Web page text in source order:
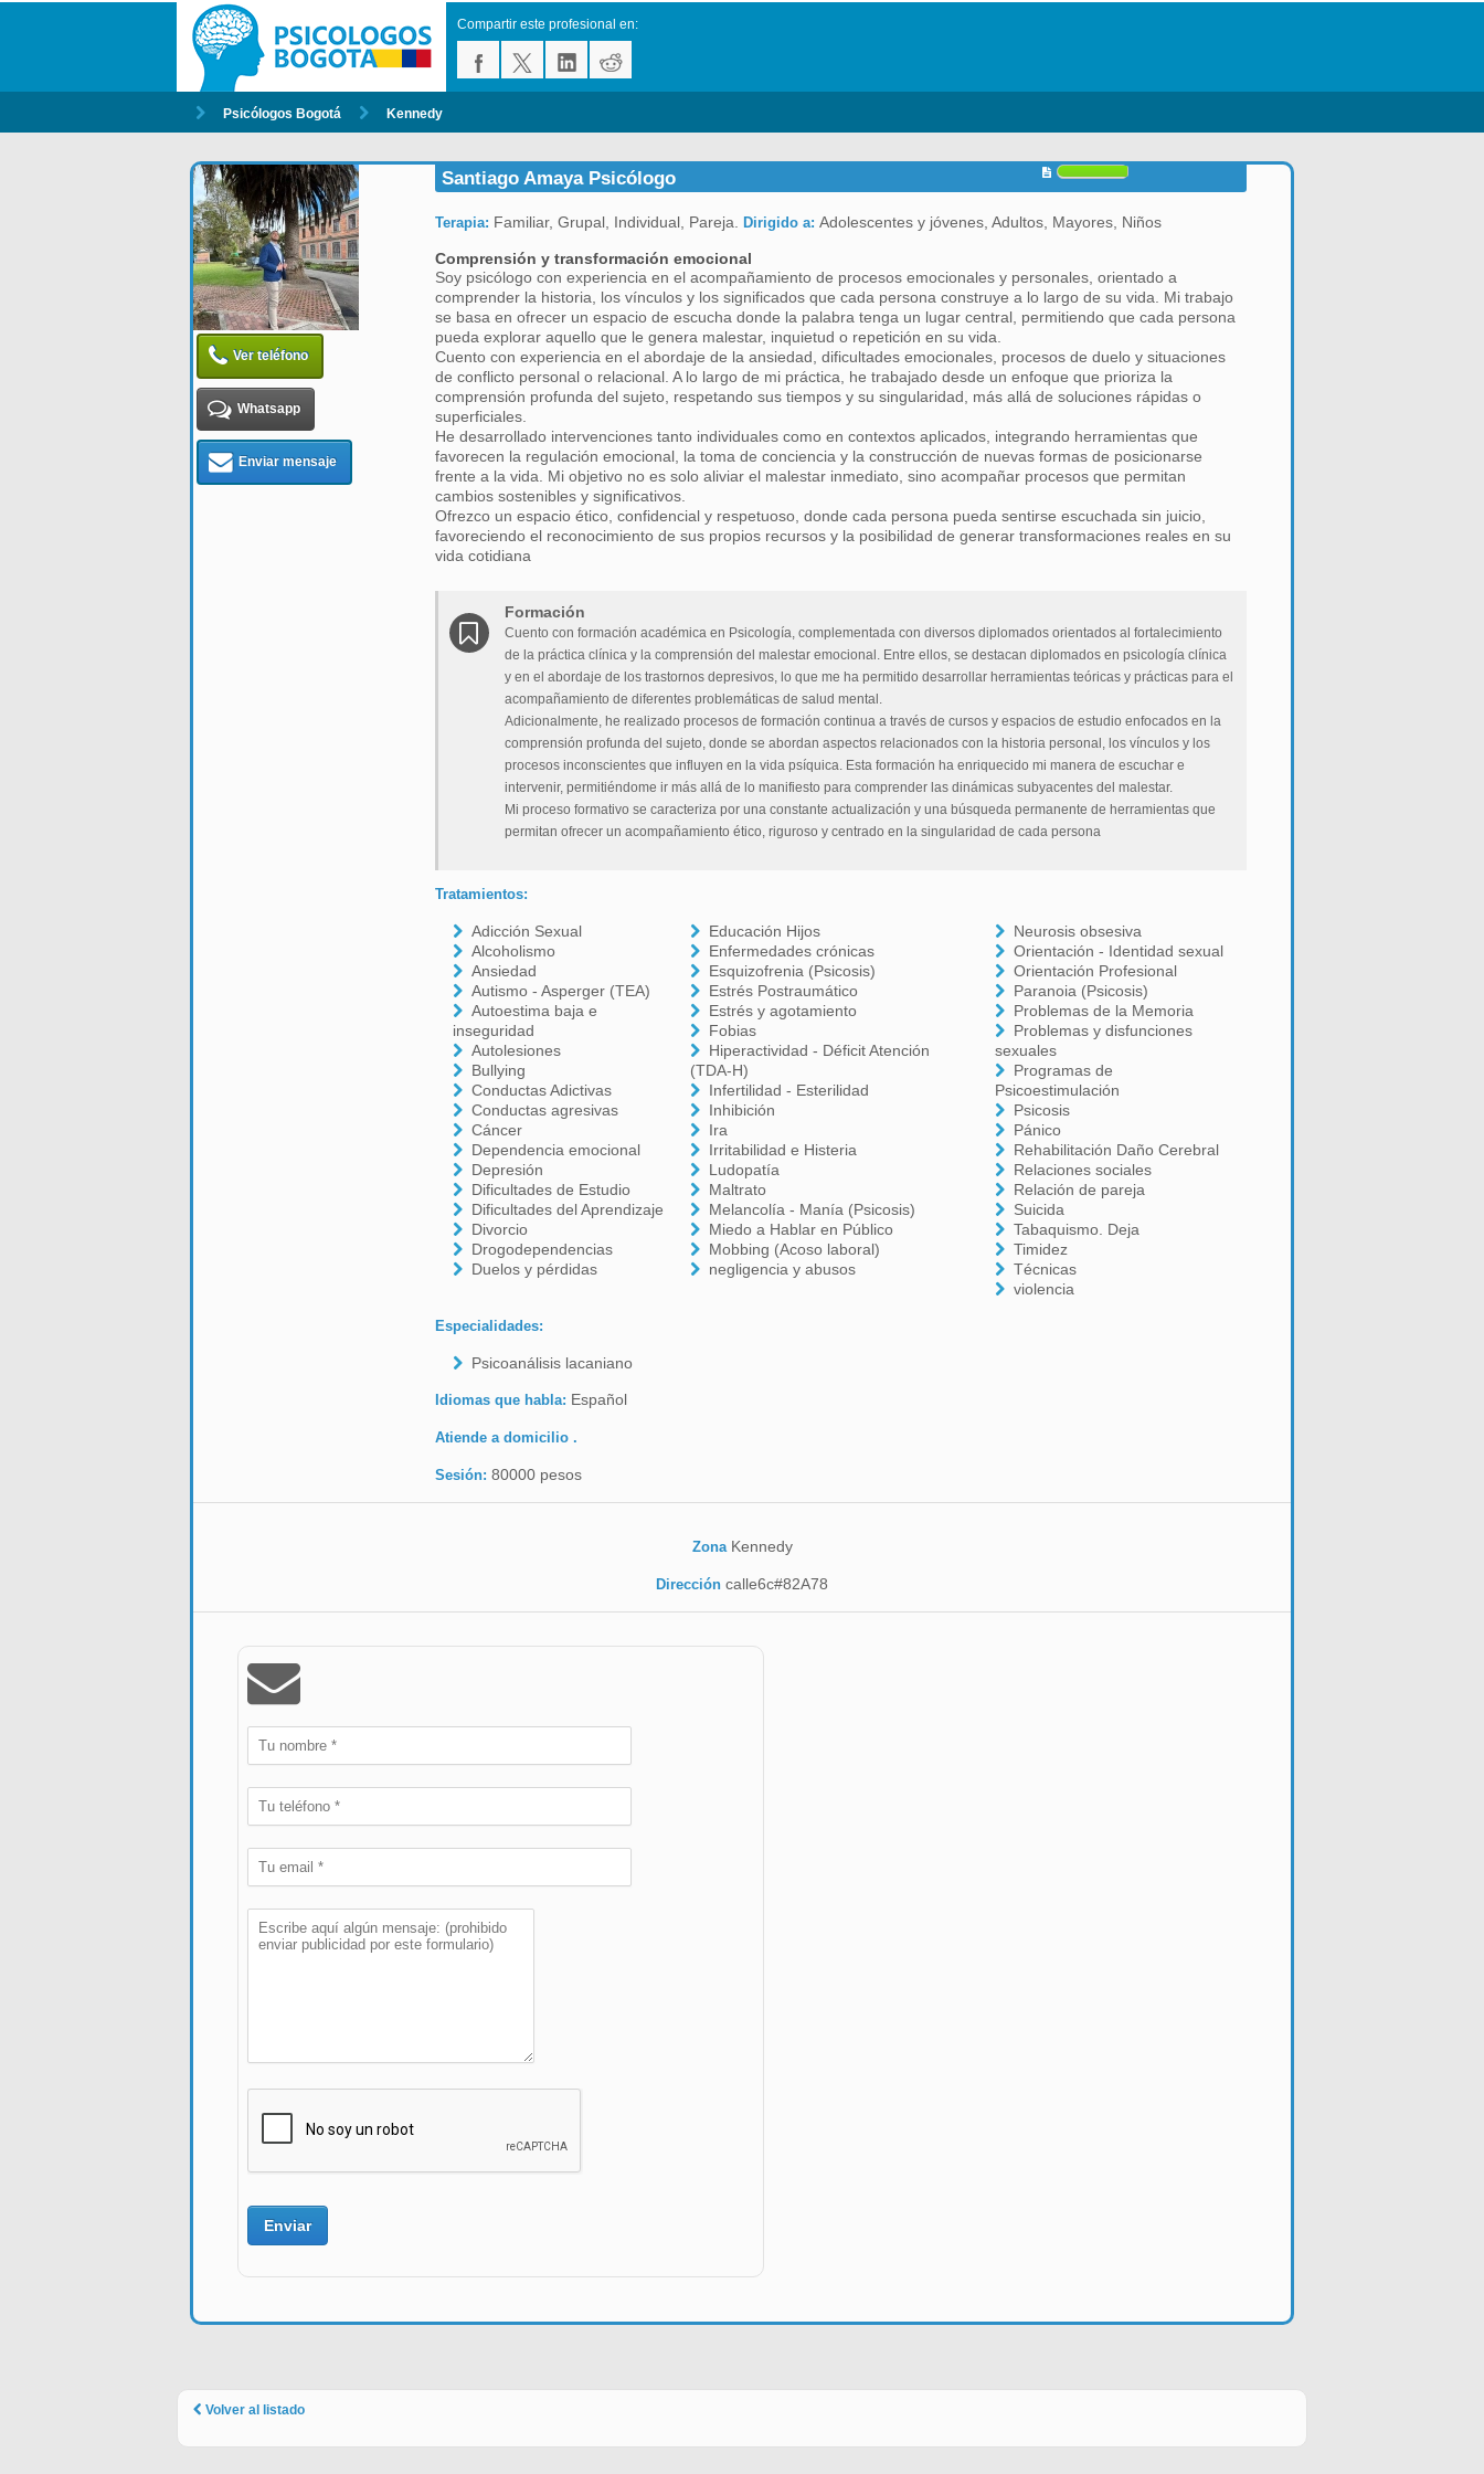
Compartir este profesional en:
Psicólogos Bogotá Kennedy
Ver teléfono
Whatsapp
Enviar mensaje
Santiago Amaya Psicólogo
Terapia: Familiar, Grupal, Individual, Pareja. Dirigido a: Adolescentes y jóvenes, Adultos, Mayores, Niños
Comprensión y transformación emocional
Soy psicólogo con experiencia en el acompañamiento de procesos emocionales y personales, orientado a
comprender la historia, los vínculos y los significados que cada persona construye a lo largo de su vida. Mi trabajo
se basa en ofrecer un espacio de escucha donde la palabra tenga un lugar central, permitiendo que cada persona
pueda explorar aquello que le genera malestar, inquietud o repetición en su vida.
Cuento con experiencia en el abordaje de la ansiedad, dificultades emocionales, procesos de duelo y situaciones
de conflicto personal o relacional. A lo largo de mi práctica, he trabajado desde un enfoque que prioriza la
comprensión profunda del sujeto, respetando sus tiempos y su singularidad, más allá de soluciones rápidas o
superficiales.
He desarrollado intervenciones tanto individuales como en contextos aplicados, integrando herramientas que
favorecen la regulación emocional, la toma de conciencia y la construcción de nuevas formas de posicionarse
frente a la vida. Mi objetivo no es solo aliviar el malestar inmediato, sino acompañar procesos que permitan
cambios sostenibles y significativos.
Ofrezco un espacio ético, confidencial y respetuoso, donde cada persona pueda sentirse escuchada sin juicio,
favoreciendo el reconocimiento de sus propios recursos y la posibilidad de generar transformaciones reales en su
vida cotidiana
Formación
Cuento con formación académica en Psicología, complementada con diversos diplomados orientados al fortalecimiento
de la práctica clínica y la comprensión del malestar emocional. Entre ellos, se destacan diplomados en psicología clínica
y en el abordaje de los trastornos depresivos, lo que me ha permitido desarrollar herramientas teóricas y prácticas para el
acompañamiento de diferentes problemáticas de salud mental.
Adicionalmente, he realizado procesos de formación continua a través de cursos y espacios de estudio enfocados en la
comprensión profunda del sujeto, donde se abordan aspectos relacionados con la historia personal, los vínculos y los
procesos inconscientes que influyen en la vida psíquica. Esta formación ha enriquecido mi manera de escuchar e
intervenir, permitiéndome ir más allá de lo manifiesto para comprender las dinámicas subyacentes del malestar.
Mi proceso formativo se caracteriza por una constante actualización y una búsqueda permanente de herramientas que
permitan ofrecer un acompañamiento ético, riguroso y centrado en la singularidad de cada persona
Tratamientos:
Adicción Sexual
Alcoholismo
Ansiedad
Autismo - Asperger (TEA)
Autoestima baja e
inseguridad
Autolesiones
Bullying
Conductas Adictivas
Conductas agresivas
Cáncer
Dependencia emocional
Depresión
Dificultades de Estudio
Dificultades del Aprendizaje
Divorcio
Drogodependencias
Duelos y pérdidas
Educación Hijos
Enfermedades crónicas
Esquizofrenia (Psicosis)
Estrés Postraumático
Estrés y agotamiento
Fobias
Hiperactividad - Déficit Atención
(TDA-H)
Infertilidad - Esterilidad
Inhibición
Ira
Irritabilidad e Histeria
Ludopatía
Maltrato
Melancolía - Manía (Psicosis)
Miedo a Hablar en Público
Mobbing (Acoso laboral)
negligencia y abusos
Neurosis obsesiva
Orientación - Identidad sexual
Orientación Profesional
Paranoia (Psicosis)
Problemas de la Memoria
Problemas y disfunciones
sexuales
Programas de
Psicoestimulación
Psicosis
Pánico
Rehabilitación Daño Cerebral
Relaciones sociales
Relación de pareja
Suicida
Tabaquismo. Deja
Timidez
Técnicas
violencia
Especialidades:
Psicoanálisis lacaniano
Idiomas que habla: Español
Atiende a domicilio .
Sesión: 80000 pesos
Zona Kennedy
Dirección calle6c#82A78
Volver al listado